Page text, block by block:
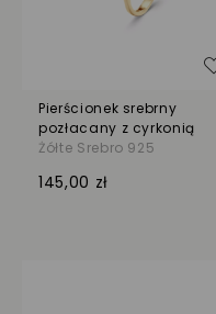
Pierścionek srebrny
pozłacany z cyrkonią
Żółte Srebro 925
145,00 zł